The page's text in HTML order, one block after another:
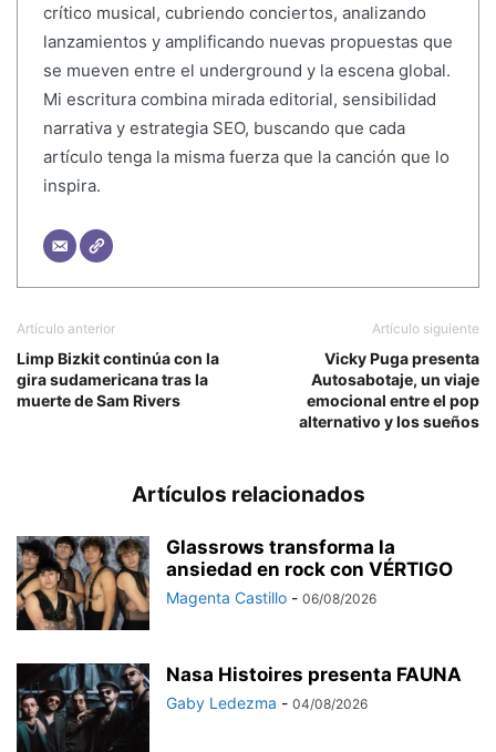
crítico musical, cubriendo conciertos, analizando
lanzamientos y amplificando nuevas propuestas que
se mueven entre el underground y la escena global.
Mi escritura combina mirada editorial, sensibilidad
narrativa y estrategia SEO, buscando que cada
artículo tenga la misma fuerza que la canción que lo
inspira.
Artículo anterior
Limp Bizkit continúa con la
gira sudamericana tras la
muerte de Sam Rivers
Artículo siguiente
Vicky Puga presenta
Autosabotaje, un viaje
emocional entre el pop
alternativo y los sueños
Artículos relacionados
Glassrows transforma la
ansiedad en rock con VÉRTIGO
Magenta Castillo - 06/08/2026
Nasa Histoires presenta FAUNA
Gaby Ledezma - 04/08/2026